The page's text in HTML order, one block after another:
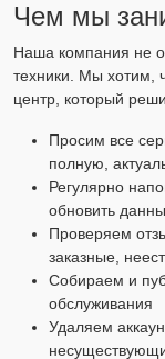
Чем мы
Наша компания не
техники. Мы хотим,
центр, который
Просим все
полную,
Регулярно
обновить
Проверяем
заказные,
Собираем и
обслуживания
Удаляем